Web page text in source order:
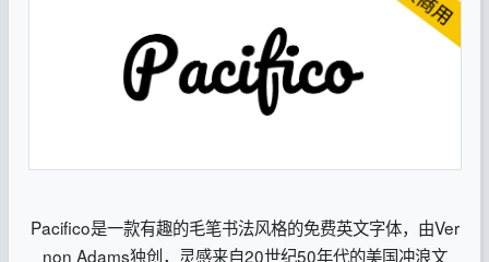
Pacifico是一款有趣的毛笔书法风格的免费英文字体，由Ver
non Adams独创，灵感来自20世纪50年代的美国冲浪文